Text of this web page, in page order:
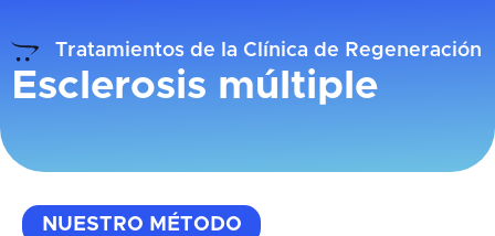
Tratamientos de la Clínica de Regeneración
Esclerosis múltiple
NUESTRO MÉTODO